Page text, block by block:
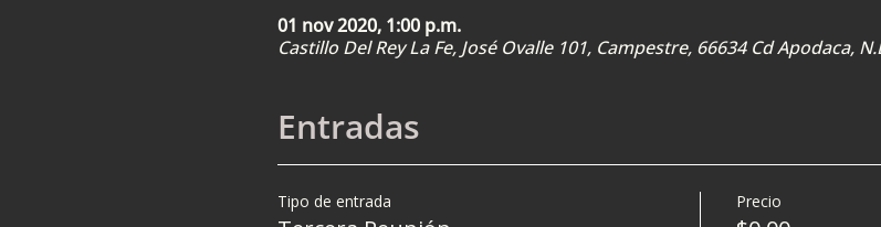
01 nov 2020, 1:00 p.m.
Castillo Del Rey La Fe, José Ovalle 101, Campestre, 66634 Cd Apodaca,
Entradas
Tipo de entrada Precio